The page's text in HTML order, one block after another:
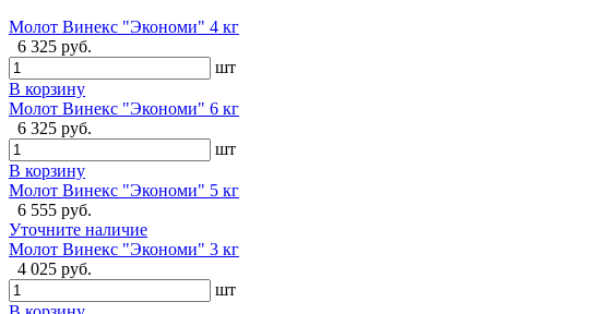
Молот Винекс "Экономи" 4 кг
6 325 руб.
шт
В корзину
Молот Винекс "Экономи" 6 кг
6 325 руб.
шт
В корзину
Молот Винекс "Экономи" 5 кг
6 555 руб.
Уточните наличие
Молот Винекс "Экономи" 3 кг
4 025 руб.
шт